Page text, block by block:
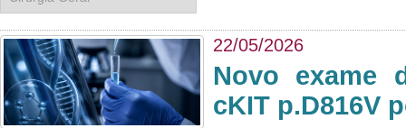
22/05/2026
Novo exame
cKIT p.D816V